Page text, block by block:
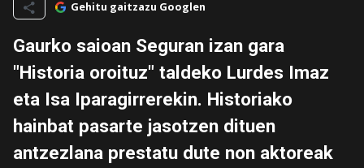
Gehitu gaitzazu Googlen
Gaurko saioan Seguran izan gara
"Historia oroituz" taldeko Lurdes Imaz
eta Isa Iparagirrerekin. Historiako
hainbat pasarte jasotzen dituen
antzezlana prestatu dute non aktoreak